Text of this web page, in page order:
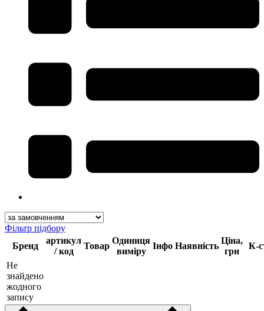
Фільтр підбору
Бренд
артикул
/ код
Товар
Одиниця
виміру
Інфо Наявність
Ціна,
грн
К-
Не
знайдено
жодного
запису